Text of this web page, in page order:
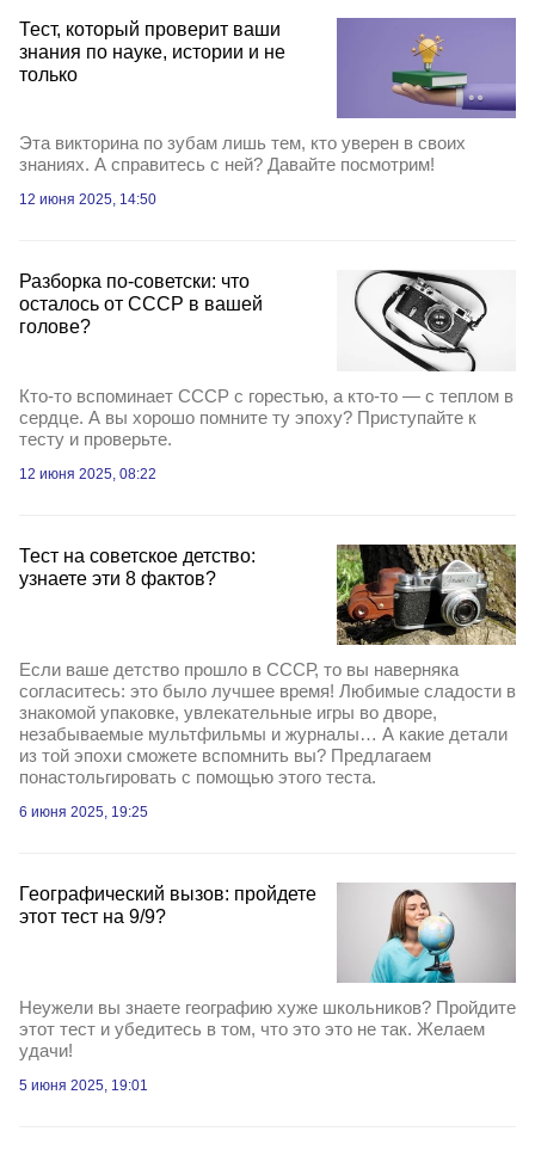
Тест, который проверит ваши
знания по науке, истории и не
только
Эта викторина по зубам лишь тем, кто уверен в своих
знаниях. А справитесь с ней? Давайте посмотрим!
12 июня 2025, 14:50
Разборка по-советски: что
осталось от СССР в вашей
голове?
Кто-то вспоминает СССР с горестью, а кто-то — с теплом в
сердце. А вы хорошо помните ту эпоху? Приступайте к
тесту и проверьте.
12 июня 2025, 08:22
Тест на советское детство:
узнаете эти 8 фактов?
Если ваше детство прошло в СССР, то вы наверняка
согласитесь: это было лучшее время! Любимые сладости в
знакомой упаковке, увлекательные игры во дворе,
незабываемые мультфильмы и журналы… А какие детали
из той эпохи сможете вспомнить вы? Предлагаем
понастольгировать с помощью этого теста.
6 июня 2025, 19:25
Географический вызов: пройдете
этот тест на 9/9?
Неужели вы знаете географию хуже школьников? Пройдите
этот тест и убедитесь в том, что это это не так. Желаем
удачи!
5 июня 2025, 19:01